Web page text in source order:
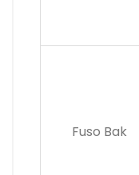
Fuso Bak